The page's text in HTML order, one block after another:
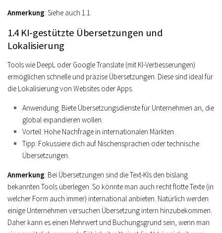
Anmerkung: Siehe auch 1.1.
1.4 KI-gestützte Übersetzungen und
Lokalisierung
Tools wie DeepL oder Google Translate (mit KI-Verbesserungen)
ermöglichen schnelle und präzise Übersetzungen. Diese sind ideal für
die Lokalisierung von Websites oder Apps.
Anwendung: Biete Übersetzungsdienste für Unternehmen an, die
global expandieren wollen.
Vorteil: Hohe Nachfrage in internationalen Märkten.
Tipp: Fokussiere dich auf Nischensprachen oder technische
Übersetzungen.
Anmerkung: Bei Übersetzungen sind die Text-KIs den bislang
bekannten Tools überlegen. So könnte man auch recht flotte Texte (in
welcher Form auch immer) international anbieten. Natürlich werden
einige Unternehmen versuchen Übersetzung intern hinzubekommen.
Daher kann es einen Mehrwert und Buchungsgrund sein, wenn man